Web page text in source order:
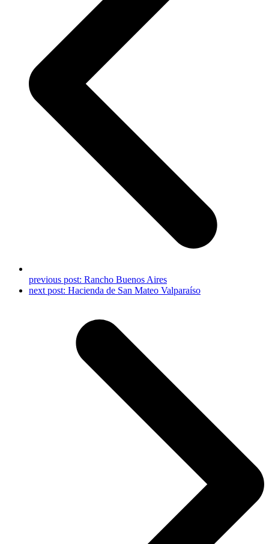
previous post: Rancho Buenos Aires
next post: Hacienda de San Mateo Valparaíso